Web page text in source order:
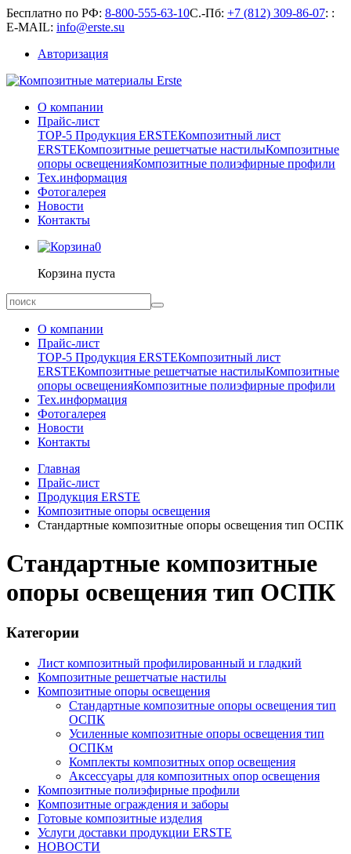
Бесплатно по РФ: 8-800-555-63-10С.-Пб: +7 (812) 309-86-07: :
E-MAIL: info@erste.su
Авторизация
О компании
Прайс-лист
TOP-5 Продукция ERSTEКомпозитный лист
ERSTEКомпозитные решетчатые настилыКомпозитные
опоры освещенияКомпозитные полиэфирные профили
Тех.информация
Фотогалерея
Новости
Контакты
0
Корзина пуста
О компании
Прайс-лист
TOP-5 Продукция ERSTEКомпозитный лист
ERSTEКомпозитные решетчатые настилыКомпозитные
опоры освещенияКомпозитные полиэфирные профили
Тех.информация
Фотогалерея
Новости
Контакты
Главная
Прайс-лист
Продукция ERSTE
Композитные опоры освещения
Стандартные композитные опоры освещения тип ОСПК
Стандартные композитные
опоры освещения тип ОСПК
Категории
Лист композитный профилированный и гладкий
Композитные решетчатые настилы
Композитные опоры освещения
Стандартные композитные опоры освещения тип
ОСПК
Усиленные композитные опоры освещения тип
ОСПКм
Комплекты композитных опор освещения
Аксессуары для композитных опор освещения
Композитные полиэфирные профили
Композитные ограждения и заборы
Готовые композитные изделия
Услуги доставки продукции ERSTE
НОВОСТИ